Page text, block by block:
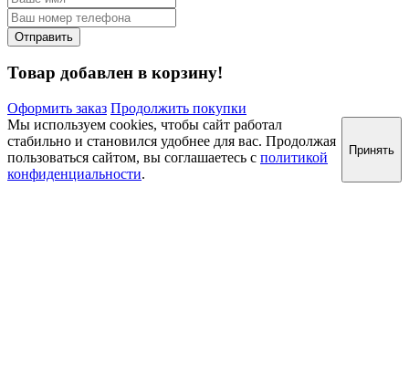
Товар добавлен в корзину!
Оформить заказ Продолжить покупки
Мы используем cookies, чтобы сайт работал
стабильно и становился удобнее для вас. Продолжая
пользоваться сайтом, вы соглашаетесь с политикой
конфиденциальности.
Принять